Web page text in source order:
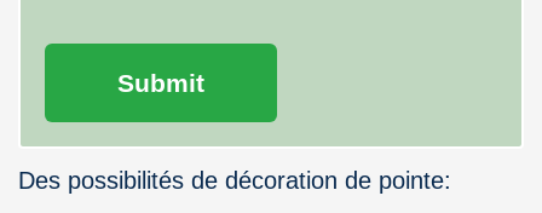
Submit
Des possibilités de décoration de pointe: